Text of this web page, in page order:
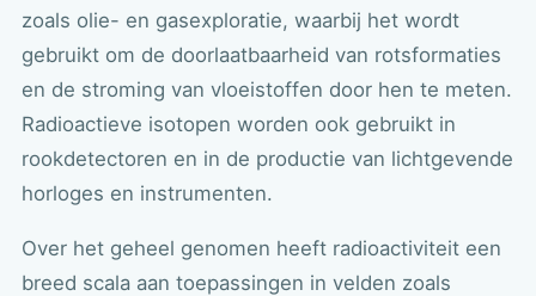
zoals olie- en gasexploratie, waarbij het wordt
gebruikt om de doorlaatbaarheid van rotsformaties
en de stroming van vloeistoffen door hen te meten.
Radioactieve isotopen worden ook gebruikt in
rookdetectoren en in de productie van lichtgevende
horloges en instrumenten.
Over het geheel genomen heeft radioactiviteit een
breed scala aan toepassingen in velden zoals